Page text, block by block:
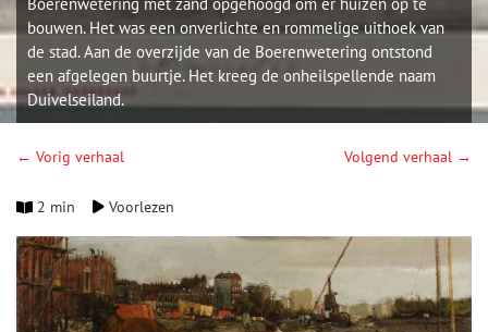
bouwen. Het was een onverlichte en rommelige uithoek van
de stad. Aan de overzijde van de Boerenwetering ontstond
een afgelegen buurtje. Het kreeg de onheilspellende naam
Duivelseiland.
← Vorig verhaal Volgend verhaal →
2 min Voorlezen